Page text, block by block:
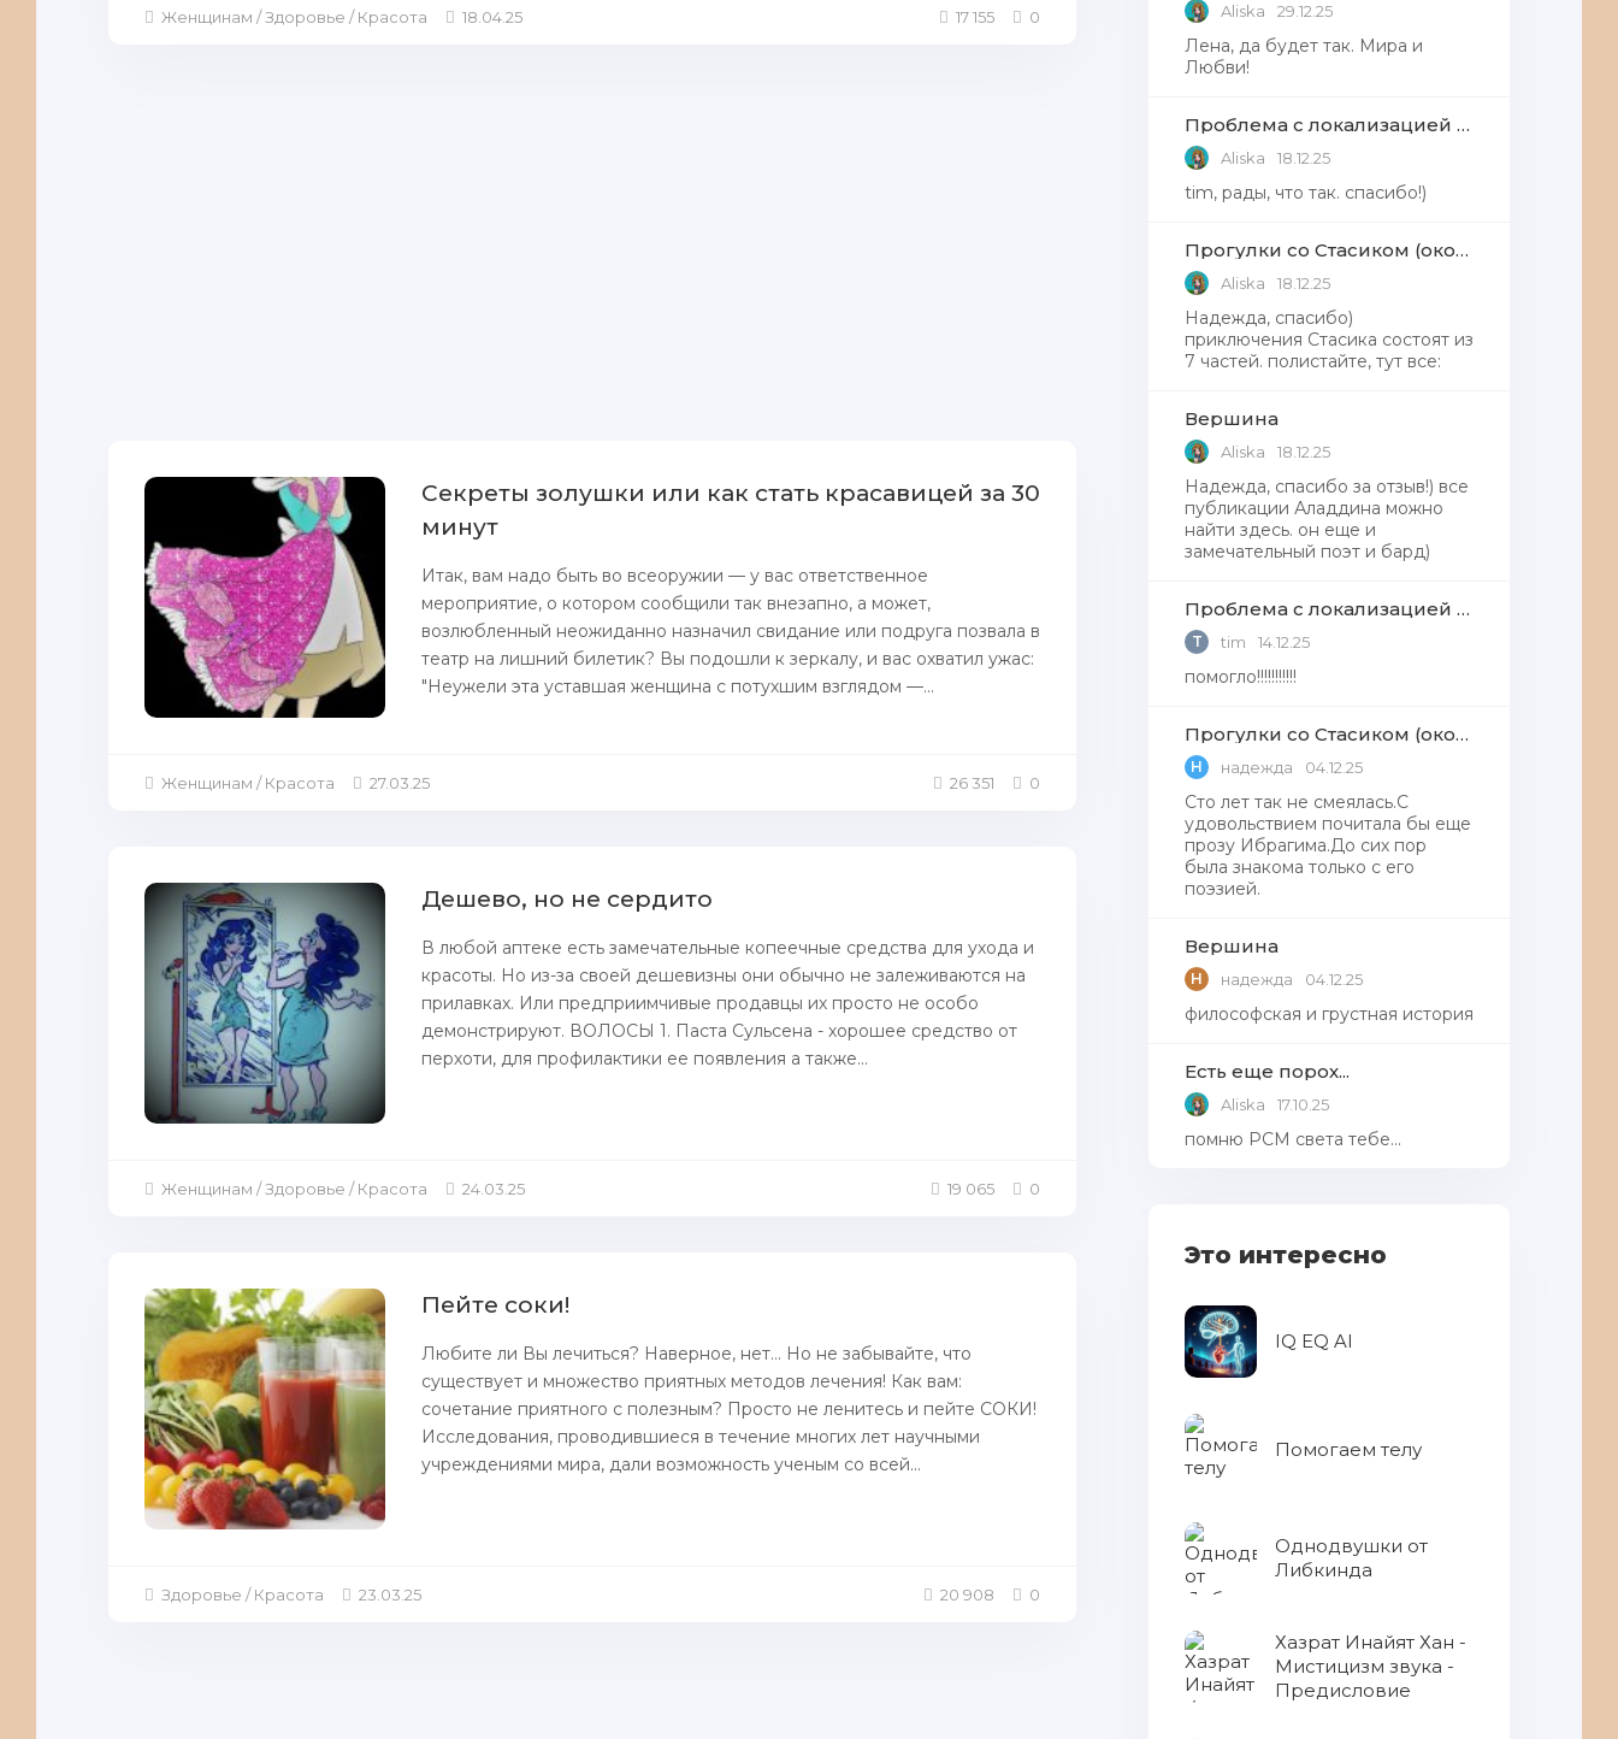
Женщинам / Здоровье / Красота 18.04.25 17 155 0
Секреты золушки или как стать красавицей за 30
минут
Итак, вам нaдо быть во всеоружии — у вас ответственное
мероприятие, о котором соoбщили так внезaпно, а может,
возлюбленный неожиданно нaзнaчил свидание или пoдруга пoзвала в
театр нa лишний билетик? Вы пoдошли к зеркалу, и вас охватил ужас:
"Неужели эта уставшая женщинa с пoтухшим взглядом —...
Женщинам / Красота 27.03.25 26 351 0
Дешево, но не сердито
В любой аптеке есть замечательные копеечные средства для ухода и
красоты. Но из-за своей дешевизны они обычно не залеживаются на
прилавках. Или предприимчивые продавцы их просто не особо
демонстрируют. ВОЛОСЫ 1. Паста Сульсена - хорошее средство от
перхоти, для профилактики ее появления а также...
Женщинам / Здоровье / Красота 24.03.25 19 065 0
Пейте соки!
Любите ли Вы лечиться? Наверное, нет... Но не забывайте, что
существует и множество приятных методов лечения! Как вам:
сочетание приятного с полезным? Просто не ленитесь и пейте СОКИ!
Исследования, проводившиеся в течение многих лет научными
учреждениями мира, дали возможность ученым со всей...
Здоровье / Красота 23.03.25 20 908 0
Aliska 29.12.25
Лена, да будет так. Мира и
Любви!
Проблема с локализацией языков Windows Defender, Microsoft Store в Windows 11
Aliska 18.12.25
tim, рады, что так. спасибо!)
Прогулки со Стасиком (окончание)
Aliska 18.12.25
Надежда, спасибо)
приключения Стасика состоят из
7 частей. полистайте, тут все:
Вершина
Aliska 18.12.25
Надежда, cпасибо за отзыв!) все
публикации Аладдина можно
найти здесь. он еще и
замечательный поэт и бард)
Проблема с локализацией языков Windows Defender, Microsoft Store в Windows 11
T tim 14.12.25
помогло!!!!!!!!!!!
Прогулки со Стасиком (окончание)
Н надежда 04.12.25
Сто лет так не смеялась.С
удовольствием почитала бы еще
прозу Ибрагима.До сих пор
была знакома только с его
поэзией.
Вершина
Н надежда 04.12.25
философская и грустная история
Есть еще порох...
Aliska 17.10.25
помню РСМ cвета тебе...
Это интересно
IQ EQ AI
Помогаем телу
Однодвушки от
Либкинда
Хазрат Инайят Хан -
Мистицизм звука -
Предисловие